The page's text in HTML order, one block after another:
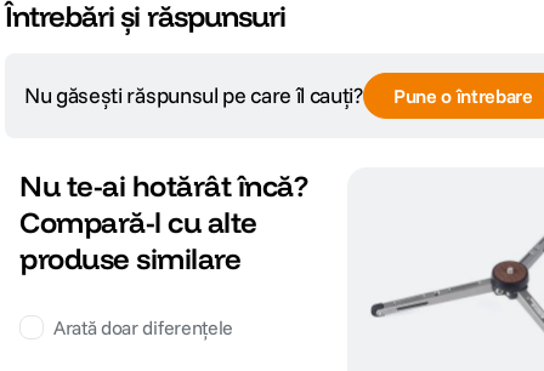
Întrebări și răspunsuri
Nu găsești răspunsul pe care îl cauți? Pune o întrebare
Nu te-ai hotărât încă?
Compară-l cu alte
produse similare
Arată doar diferențele